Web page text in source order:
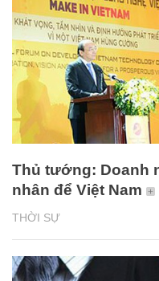
THỜI SỰ
Thủ tướng: Doanh
nhân để Việt Nam